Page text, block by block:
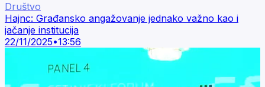
Društvo
Hajnc: Građansko angažovanje jednako važno kao i
jačanje institucija
22/11/2025•13:56